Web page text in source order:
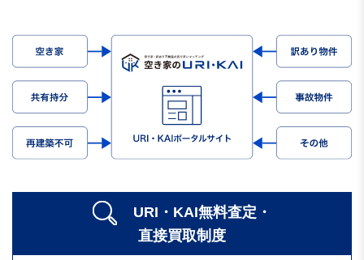
URI・KAI無料査定・
直接買取制度